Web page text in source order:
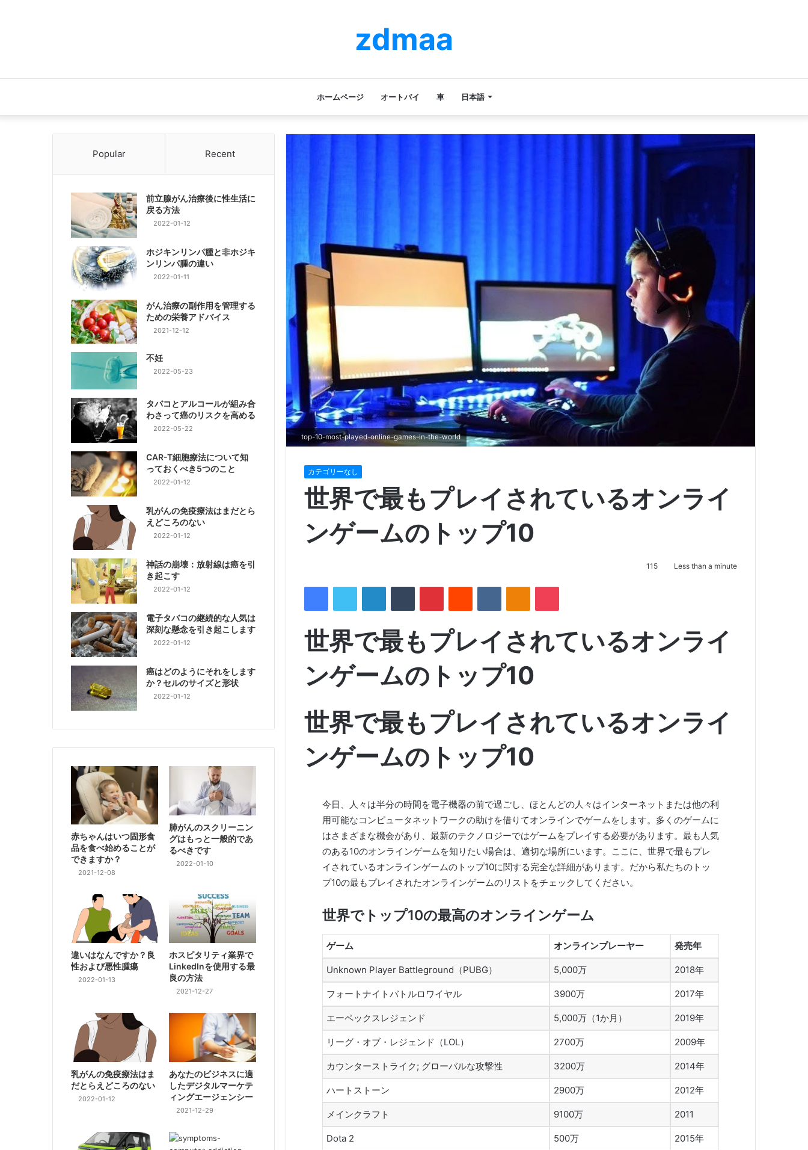
zdmaa
ホームページ オートバイ 車 日本語
top-10-most-played-online-games-in-the-world
カテゴリーなし
世界で最もプレイされているオンライ
ンゲームのトップ10
115 Less than a minute
世界で最もプレイされているオンライ
ンゲームのトップ10
世界で最もプレイされているオンライ
ンゲームのトップ10
今日、人々は半分の時間を電子機器の前で過ごし、ほとんどの人々はインターネットまたは他の利
用可能なコンピュータネットワークの助けを借りてオンラインでゲームをします。多くのゲームに
はさまざまな機会があり、最新のテクノロジーではゲームをプレイする必要があります。最も人気
のある10のオンラインゲームを知りたい場合は、適切な場所にいます。ここに、世界で最もプレ
イされているオンラインゲームのトップ10に関する完全な詳細があります。だから私たちのトッ
プ10の最もプレイされたオンラインゲームのリストをチェックしてください。
世界でトップ10の最高のオンラインゲーム
ゲーム オンラインプレーヤー 発売年
Unknown Player Battleground（PUBG） 5,000万 2018年
フォートナイトバトルロワイヤル 3900万 2017年
エーペックスレジェンド 5,000万（1か月） 2019年
リーグ・オブ・レジェンド（LOL） 2700万 2009年
カウンターストライク; グローバルな攻撃性 3200万 2014年
ハートストーン 2900万 2012年
メインクラフト 9100万 2011
Dota 2 500万 2015年
Popular Recent
前立腺がん治療後に性生活に
戻る方法
2022-01-12
ホジキンリンパ腫と非ホジキ
ンリンパ腫の違い
2022-01-11
がん治療の副作用を管理する
ための栄養アドバイス
2021-12-12
不妊
2022-05-23
タバコとアルコールが組み合
わさって癌のリスクを高める
2022-05-22
CAR-T細胞療法について知
っておくべき5つのこと
2022-01-12
乳がんの免疫療法はまだとら
えどころのない
2022-01-12
神話の崩壊：放射線は癌を引
き起こす
2022-01-12
電子タバコの継続的な人気は
深刻な懸念を引き起こします
2022-01-12
癌はどのようにそれをします
か？セルのサイズと形状
2022-01-12
赤ちゃんはいつ固形食
品を食べ始めることが
できますか？
2021-12-08
肺がんのスクリーニン
グはもっと一般的であ
るべきです
2022-01-10
違いはなんですか？良
性および悪性腫瘍
2022-01-13
ホスピタリティ業界で
LinkedInを使用する最
良の方法
2021-12-27
乳がんの免疫療法はま
だとらえどころのない
2022-01-12
あなたのビジネスに適
したデジタルマーケテ
ィングエージェンシー
2021-12-29